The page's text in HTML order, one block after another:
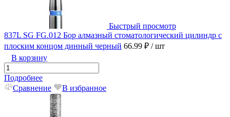
Быстрый просмотр
837L SG FG.012 Бор алмазный стоматологический цилиндр с
плоским концом динный черный 66.99 ₽ / шт
В корзину
Подробнее
Сравнение
В избранное